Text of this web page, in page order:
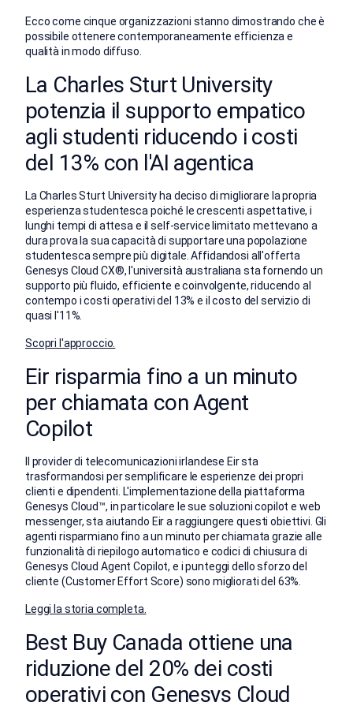
Ecco come cinque organizzazioni stanno dimostrando che è
possibile ottenere contemporaneamente efficienza e
qualità in modo diffuso.
La Charles Sturt University
potenzia il supporto empatico
agli studenti riducendo i costi
del 13% con l'AI agentica
La Charles Sturt University ha deciso di migliorare la propria
esperienza studentesca poiché le crescenti aspettative, i
lunghi tempi di attesa e il self-service limitato mettevano a
dura prova la sua capacità di supportare una popolazione
studentesca sempre più digitale. Affidandosi all'offerta
Genesys Cloud CX®, l'università australiana sta fornendo un
supporto più fluido, efficiente e coinvolgente, riducendo al
contempo i costi operativi del 13% e il costo del servizio di
quasi l'11%.
Scopri l'approccio.
Eir risparmia fino a un minuto
per chiamata con Agent
Copilot
Il provider di telecomunicazioni irlandese Eir sta
trasformandosi per semplificare le esperienze dei propri
clienti e dipendenti. L'implementazione della piattaforma
Genesys Cloud™, in particolare le sue soluzioni copilot e web
messenger, sta aiutando Eir a raggiungere questi obiettivi. Gli
agenti risparmiano fino a un minuto per chiamata grazie alle
funzionalità di riepilogo automatico e codici di chiusura di
Genesys Cloud Agent Copilot, e i punteggi dello sforzo del
cliente (Customer Effort Score) sono migliorati del 63%.
Leggi la storia completa.
Best Buy Canada ottiene una
riduzione del 20% dei costi
operativi con Genesys Cloud